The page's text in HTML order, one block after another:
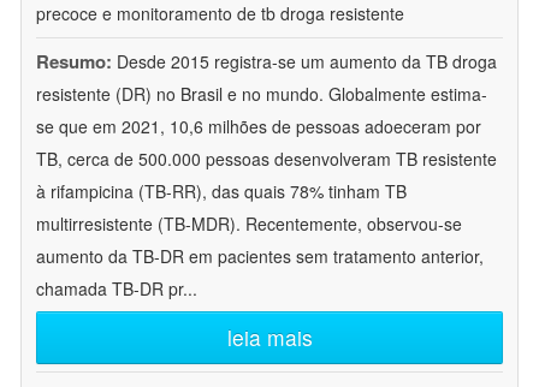
precoce e monitoramento de tb droga resistente
Resumo: Desde 2015 registra-se um aumento da TB droga
resistente (DR) no Brasil e no mundo. Globalmente estima-
se que em 2021, 10,6 milhões de pessoas adoeceram por
TB, cerca de 500.000 pessoas desenvolveram TB resistente
à rifampicina (TB-RR), das quais 78% tinham TB
multirresistente (TB-MDR). Recentemente, observou-se
aumento da TB-DR em pacientes sem tratamento anterior,
chamada TB-DR pr...
leia mais